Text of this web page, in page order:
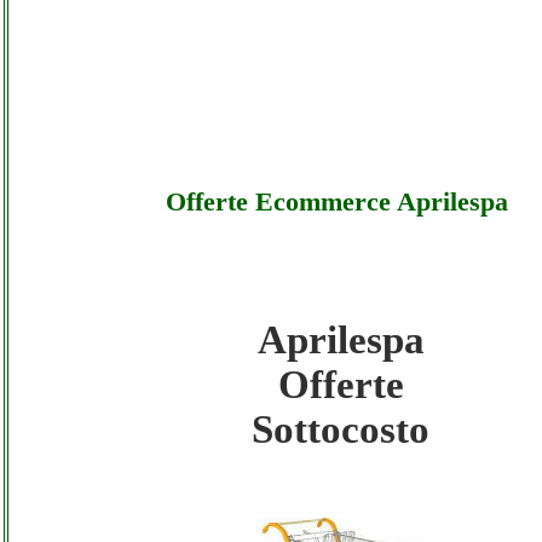
Offerte Ecommerce Aprilespa
Aprilespa - Offerte Ecommerce Aprilespa -
Aprilespa
Offerte
Sottocosto